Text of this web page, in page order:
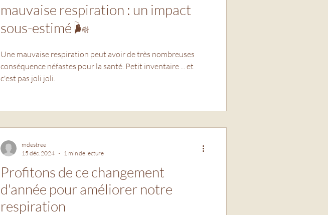
mauvaise respiration : un impact
sous-estimé 🌬️
Une mauvaise respiration peut avoir de très nombreuses
conséquence néfastes pour la santé. Petit inventaire ... et
c'est pas joli joli.
Profitons de ce changement
d'année pour améliorer notre
respiration
mdestree
15 déc. 2024
1 min de lecture